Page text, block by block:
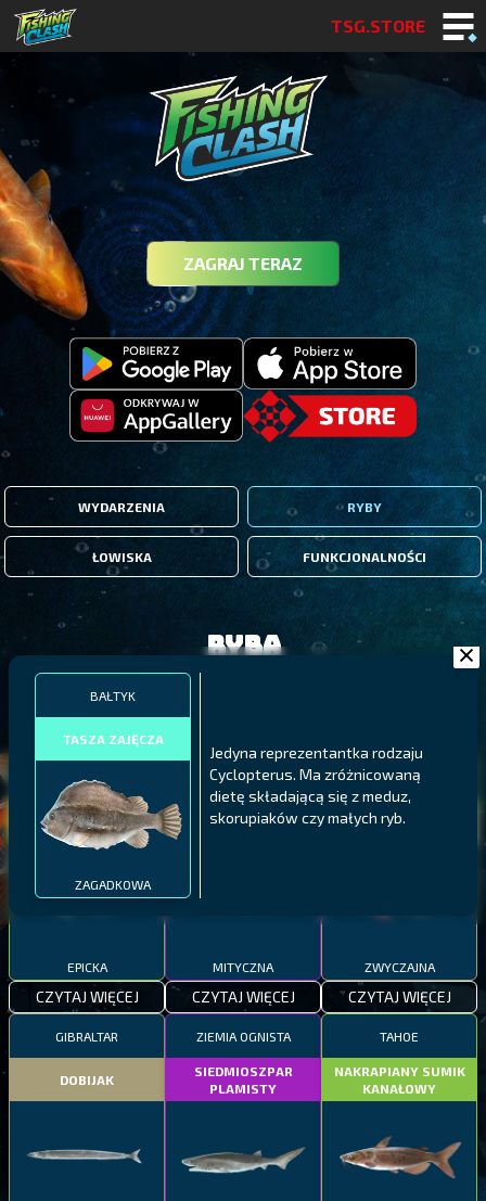
TSG.STORE
ZAGRAJ TERAZ
WYDARZENIA RYBY
ŁOWISKA FUNKCJONALNOŚCI
BAŁTYK
TASZA ZAJĘCZA
ZAGADKOWA
Jedyna reprezentantka rodzaju
Cyclopterus. Ma zróżnicowaną
dietę składającą się z meduz,
skorupiaków czy małych ryb.
Ryba
MALAWI
PYSZCZAK ZACHODNI
EPICKA
CZYTAJ WIĘCEJ
PÓŁNOCNE FIORDY
LING
MITYCZNA
CZYTAJ WIĘCEJ
WYSPY GALAPAGOS
BODIAN
MEKSYKAŃSKI
ZWYCZAJNA
CZYTAJ WIĘCEJ
GIBRALTAR
DOBIJAK
ZIEMIA OGNISTA
SIEDMIOSZPAR
PLAMISTY
TAHOE
NAKRAPIANY SUMIK
KANAŁOWY